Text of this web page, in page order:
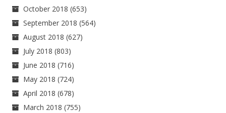
October 2018 (653)
September 2018 (564)
August 2018 (627)
July 2018 (803)
June 2018 (716)
May 2018 (724)
April 2018 (678)
March 2018 (755)